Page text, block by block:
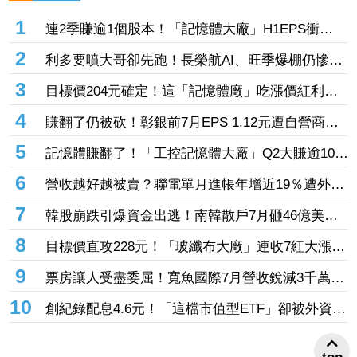
1
連2季賺逾1個股本！「記憶體大廠」H1EPS衝
20.87元 股價卻殺至跌停鎖死
2
利多要噴大哥卻先跑！長榮航AI、旺季爆棚仍慘冠
賣超王 「這檔鋼鐵」７月營收年增46%也不被買
單
3
目標價204元確定！這「記憶體廠」吃漲價紅利、
Q2毛利率衝70% 全年營運看旺
4
賺翻了仍被砍！彰銀前7月EPS 1.12元遭自營商照
殺2.33億淪賣超王 「這檔記憶體」營收創高也遭
倒
5
記憶體賺翻了！「工控記憶體大廠」Q2大賺逾10股
本、H1EPS達166.45元 7月營收續旺再迎年月雙
增
6
營收越好越被賣？聯電單月進帳年增近19％遭外資
「砍到見骨」 台塑4寶「這檔」營收刷49個月新
高也挨刀
7
韓股崩跌引爆資金出逃！南韓散戶7月砸46億美元
「錢」進美股
8
目標價直攻228元！「玻纖布大廠」連收7紅大漲
32.86% 投信單周撒16.7億元、掃入近萬張
9
票房讓人受盡委屈！寬魚國際7月營收銳減3千萬原
因曝「王心凌票房＞楊丞琳」 網笑翻：是吃了誠
實果實嗎
10
創紀錄配息4.6元！「這檔市值型ETF」卻被外資單
周大砍3.4萬張 00923豪配3.05元同被抽回2億元